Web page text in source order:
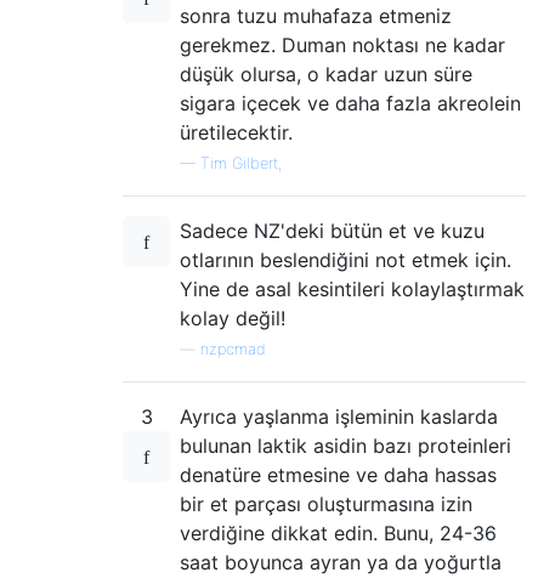
sonra tuzu muhafaza etmeniz
gerekmez. Duman noktası ne kadar
düşük olursa, o kadar uzun süre
sigara içecek ve daha fazla akreolein
üretilecektir.
— Tim Gilbert,
Sadece NZ'deki bütün et ve kuzu
otlarının beslendiğini not etmek için.
Yine de asal kesintileri kolaylaştırmak
kolay değil!
nzpcmad
3
Ayrıca yaşlanma işleminin kaslarda
bulunan laktik asidin bazı proteinleri
denatüre etmesine ve daha hassas
bir et parçası oluşturmasına izin
verdiğine dikkat edin. Bunu, 24-36
saat boyunca ayran ya da yoğurtla